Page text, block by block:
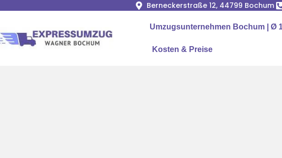
Berneckerstraße 12, 44799 Bochum
Umzugsunternehmen Bochum | Ø
Kosten & Preise